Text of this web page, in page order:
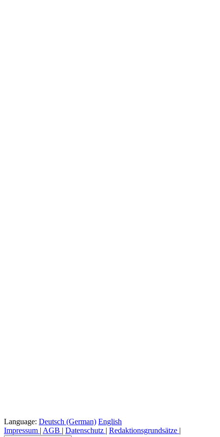
Language: Deutsch (German) English
Impressum | AGB | Datenschutz | Redaktionsgrundsätze |